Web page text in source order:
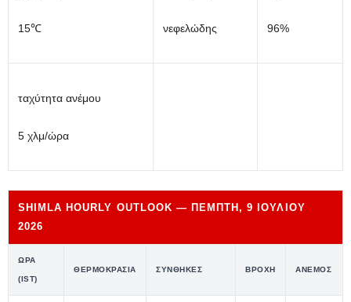
15℃ νεφελώδης 96%
ταχύτητα ανέμου
5 χλμ/ώρα
SHIMLA HOURLY OUTLOOK — ΠΈΜΠΤΗ, 9 ΙΟΥΛΊΟΥ
2026
ΏΡΑ
(IST)
ΘΕΡΜΟΚΡΑΣΊΑ ΣΥΝΘΉΚΕΣ ΒΡΟΧΉ ΆΝΕΜΟΣ